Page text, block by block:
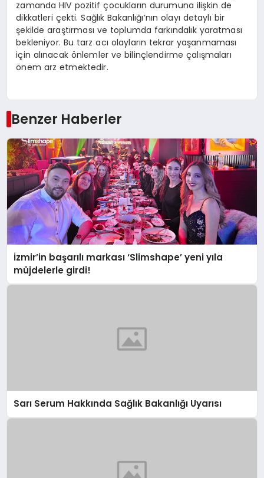
zamanda HIV pozitif çocukların durumuna ilişkin de
dikkatleri çekti. Sağlık Bakanlığı’nın olayı detaylı bir
şekilde araştırması ve toplumda farkındalık yaratması
bekleniyor. Bu tarz acı olayların tekrar yaşanmaması
için alınacak önlemler ve bilinçlendirme çalışmaları
önem arz etmektedir.
Benzer Haberler
İzmir’in başarılı markası ‘Slimshape’ yeni yıla
müjdelerle girdi!
Sarı Serum Hakkında Sağlık Bakanlığı Uyarısı